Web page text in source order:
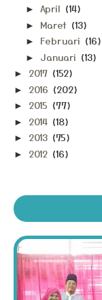
► April (14)
► Maret (13)
► Februari (16)
► Januari (13)
► 2017 (152)
► 2016 (202)
► 2015 (77)
► 2014 (18)
► 2013 (75)
► 2012 (16)